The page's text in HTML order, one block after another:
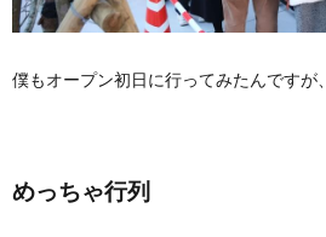
僕もオープン初日に行ってみたんですが、
めっちゃ行列